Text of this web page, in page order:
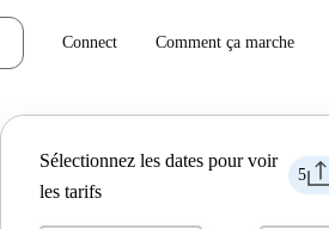
Connect Comment ça marche
5
Sélectionnez les dates pour voir
les tarifs